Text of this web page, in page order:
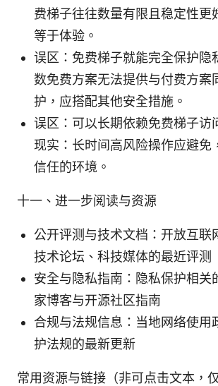
费梯子往往数量有限且稳定性更
等于体验。
误区：免费梯子就能完全保护隐
数免费方案无法提供与付费方案
护，应搭配其他安全措施。
误区：可以长期依赖免费梯子访
现实：长时间高风险操作应避免
信任的环境。
十一、进一步阅读与资源
公开评测与技术文档：开放互联
技术论坛、科技媒体的最近评测
安全与隐私指南：隐私保护相关
家博客与开源社区指南
合规与法规信息：当地网络使用
护法规的最新更新
常用资源与链接（非可点击文本，